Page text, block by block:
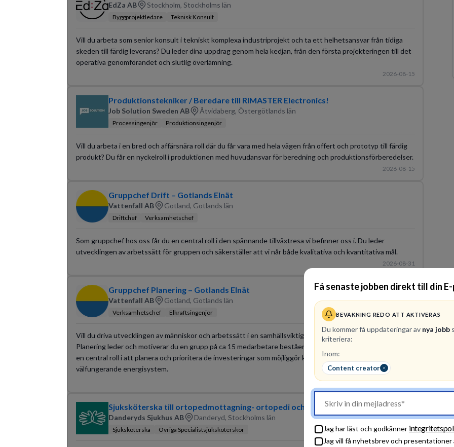
Få senaste jobben direkt till din
BEVAKNING REDO ATT AKTIVERAS
Du kommer få uppdateringar av nya jobb
kriteriera:
Inom:
Content creator
Jag har läst och godkänner
Jag vill få nyhetsbrev och presentationer
EdZa AB Stockholm, Stockholms län
Byggprojektledare Teknisk Konsult
Vill du arbeta som senior konsult i tekniskt komplexa industriprojekt och ta ett helhetsansvar från tidiga
skeden till färdig leverans? Du leder dina uppdrag genom hela kedjan, från den första projekteringen till det
operativa genomförandet och slutlig överlämning.
2026-08-15
Produktionstekniker / Beredare till RIMASTER Electronics!
Job Solution Sweden AB Åtvidaberg, Östergötlands län
Processingenjör Produktionsingenjör
Vill du arbeta i en bred och affärsnära roll där du får vara med hela vägen från offert och prototyp till färdig
produkt? Du får en nyckelroll i produktionen med huvudansvar för beredning och produktionsförberedelser.
2026-08-15
Gruppchef Drift – Gotlands Elnät
Vattenfall AB Gotland, Gotlands län
Driftchef Verksamhetschef
Som gruppchef hos oss får du en central roll i den spännande tillväxtresa vi befinner oss i. Du leder
utvecklingen av arbetssätt för gruppen och säkerställer att vi når både kvalitativa och kvantitativa mål.
2026-08-31
Gruppchef Planering – Gotlands Elnät
Vattenfall AB Gotland, Gotlands län
Verksamhetschef Elkraftsingenjör
Vill du driva utvecklingen av människor och arbetssätt i en samhällsviktig verksamhet? Som gruppchef för
Planering leder och motiverar du en grupp på ca 15 medarbetare bestående av planeringsingenjörer. Du får
en central roll i att planera och prioritera de investeringar som möjliggör klimatomställningen och ett
välfungerande energisystem.
2026-08-31
Sjuksköterska till ortopedmottagning- ortopedi och sårvård
Danderyds Sjukhus AB Danderyd, Stockholms län
Sjuksköterska Övriga Specialistsjuksköterskor